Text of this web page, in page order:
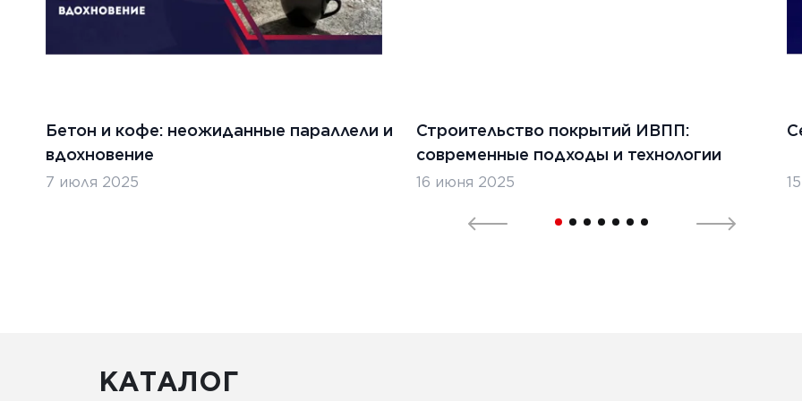
Бетон и кофе: неожиданные параллели и
вдохновение
7 июля 2025
Строительство покрытий ИВПП:
современные подходы и технологии
16 июня 2025
КАТАЛОГ